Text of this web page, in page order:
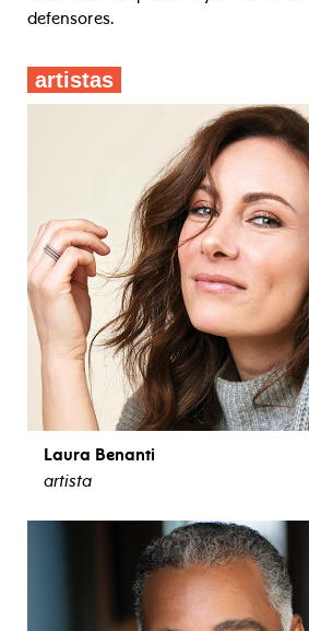
defensores.
artistas
Laura Benanti
artista